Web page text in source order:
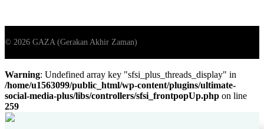
Warning: Undefined array key "sfsi_plus_threads_display" in
/home/u1563099/public_html/wp-content/plugins/ultimate-
social-media-plus/libs/controllers/sfsi_frontpopUp.php on line
259